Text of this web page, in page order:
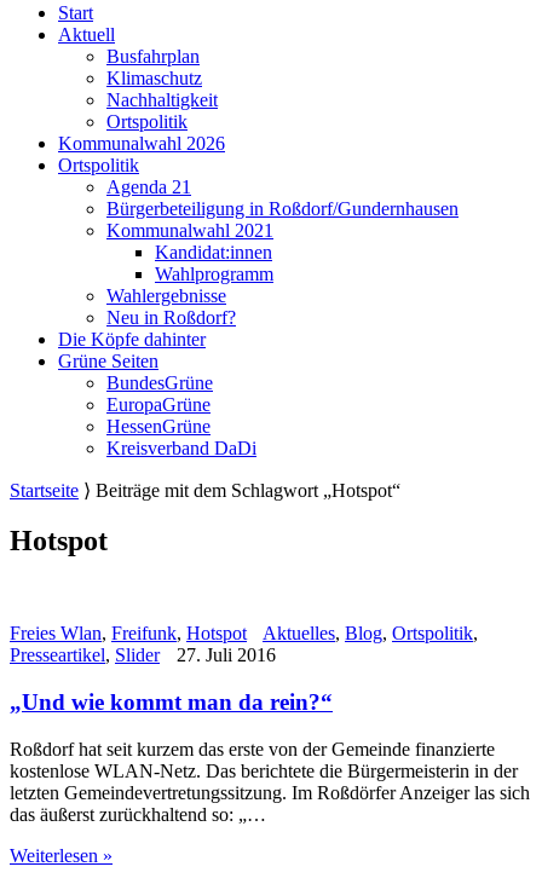
Start
Aktuell
Busfahrplan
Klimaschutz
Nachhaltigkeit
Ortspolitik
Kommunalwahl 2026
Ortspolitik
Agenda 21
Bürgerbeteiligung in Roßdorf/Gundernhausen
Kommunalwahl 2021
Kandidat:innen
Wahlprogramm
Wahlergebnisse
Neu in Roßdorf?
Die Köpfe dahinter
Grüne Seiten
BundesGrüne
EuropaGrüne
HessenGrüne
Kreisverband DaDi
Startseite ⟩ Beiträge mit dem Schlagwort „Hotspot“
Hotspot
Freies Wlan, Freifunk, Hotspot Aktuelles, Blog, Ortspolitik,
Presseartikel, Slider 27. Juli 2016
„Und wie kommt man da rein?“
Roßdorf hat seit kurzem das erste von der Gemeinde finanzierte
kostenlose WLAN-Netz. Das berichtete die Bürgermeisterin in der
letzten Gemeindevertretungssitzung. Im Roßdörfer Anzeiger las sich
das äußerst zurückhaltend so: „…
Weiterlesen »